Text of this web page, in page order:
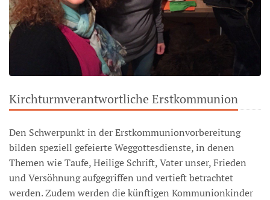
Kirchturmverantwortliche Erstkommunion
Den Schwerpunkt in der Erstkommunionvorbereitung
bilden speziell gefeierte Weggottesdienste, in denen
Themen wie Taufe, Heilige Schrift, Vater unser, Frieden
und Versöhnung aufgegriffen und vertieft betrachtet
werden. Zudem werden die künftigen Kommunionkinder